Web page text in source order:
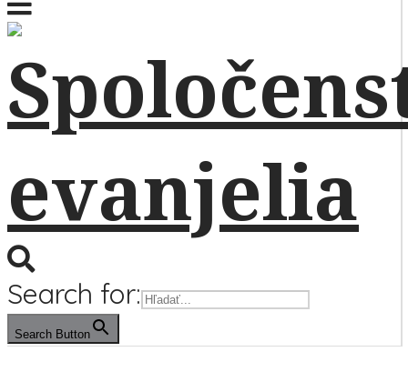
Search for:
Search Button